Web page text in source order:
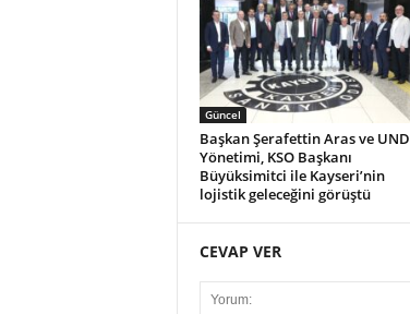
Güncel
Başkan Şerafettin Aras ve UND
Yönetimi, KSO Başkanı
Büyüksimitci ile Kayseri’nin
lojistik geleceğini görüştü
CEVAP VER